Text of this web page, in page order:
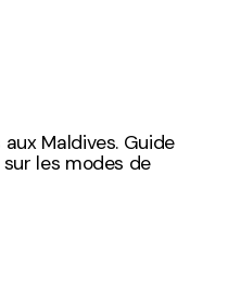
Maldives. Guide
les modes de